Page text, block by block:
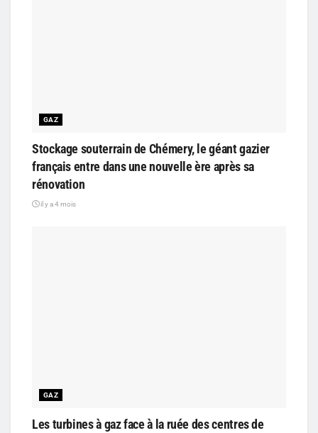
GAZ
Stockage souterrain de Chémery, le géant gazier
français entre dans une nouvelle ère après sa
rénovation
il y a 4 mois
GAZ
Les turbines à gaz face à la ruée des centres de